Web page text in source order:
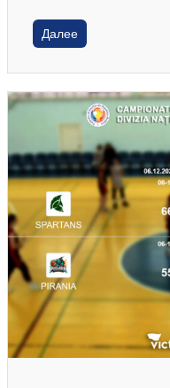
Далее